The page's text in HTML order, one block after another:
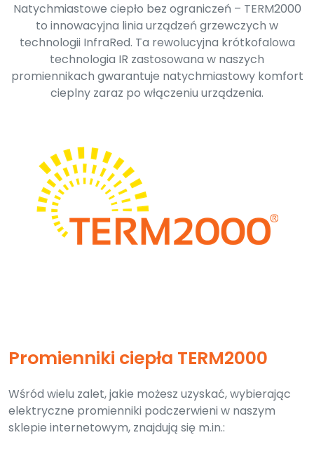
Natychmiastowe ciepło bez ograniczeń – TERM2000
to innowacyjna linia urządzeń grzewczych w
technologii InfraRed. Ta rewolucyjna krótkofalowa
technologia IR zastosowana w naszych
promiennikach gwarantuje natychmiastowy komfort
cieplny zaraz po włączeniu urządzenia.
Promienniki ciepła TERM2000
Wśród wielu zalet, jakie możesz uzyskać, wybierając
elektryczne promienniki podczerwieni w naszym
sklepie internetowym, znajdują się m.in.: